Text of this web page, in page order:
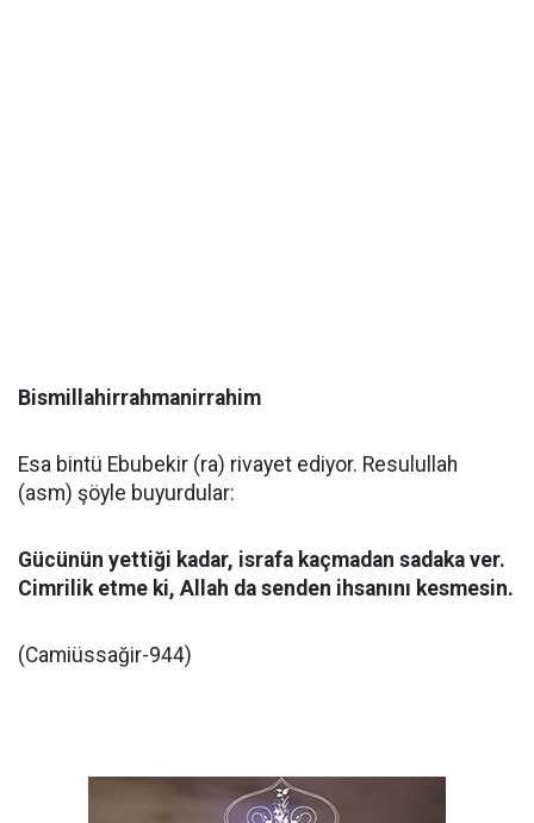
Bismillahirrahmanirrahim
Esa bintü Ebubekir (ra) rivayet ediyor. Resulullah
(asm) şöyle buyurdular:
Gücünün yettiği kadar, israfa kaçmadan sadaka ver.
Cimrilik etme ki, Allah da senden ihsanını kesmesin.
(Camiüssağir-944)